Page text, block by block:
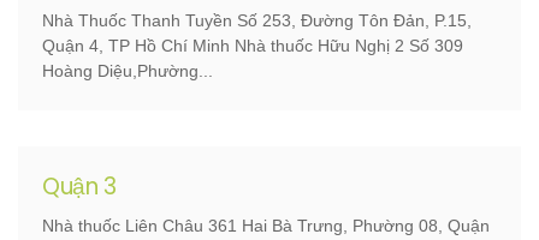
Nhà Thuốc Thanh Tuyền Số 253, Đường Tôn Đản, P.15,
Quận 4, TP Hồ Chí Minh Nhà thuốc Hữu Nghị 2 Số 309
Hoàng Diệu,Phường...
Quận 3
Nhà thuốc Liên Châu 361 Hai Bà Trưng, Phường 08, Quận